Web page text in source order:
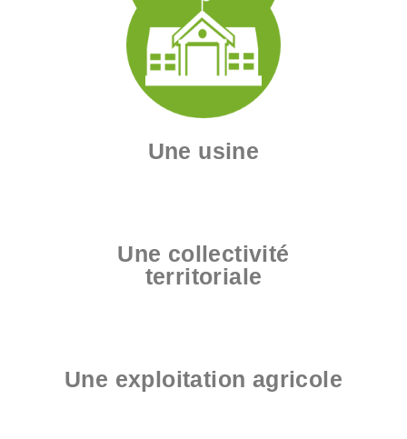
Une usine
Une collectivité
territoriale
Une exploitation agricole